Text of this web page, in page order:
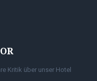
Kritik über unser Hotel